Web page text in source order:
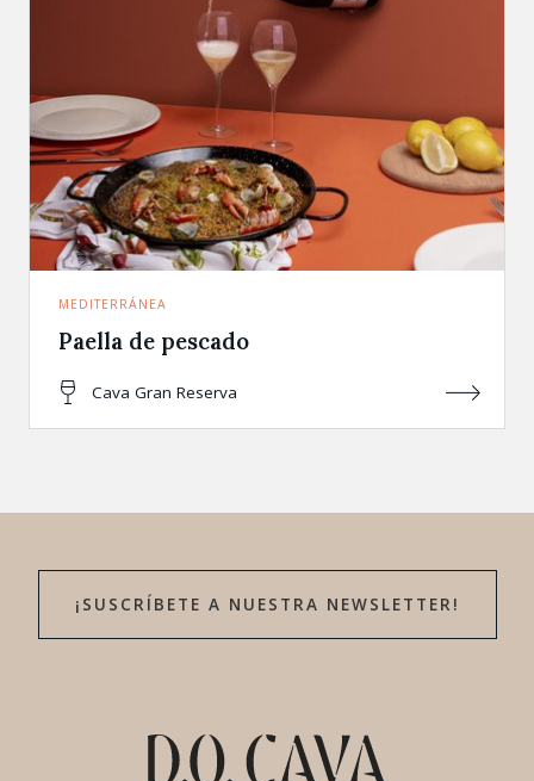
MEDITERRÁNEA
Paella de pescado
Cava Gran Reserva
¡SUSCRÍBETE A NUESTRA NEWSLETTER!